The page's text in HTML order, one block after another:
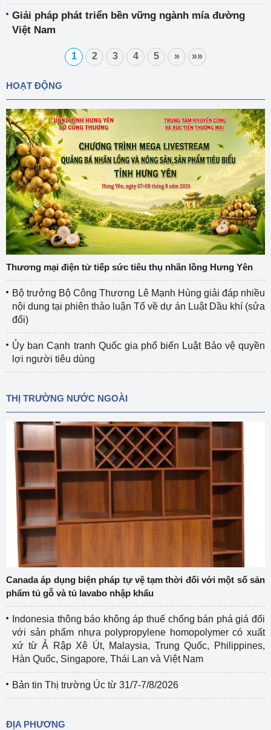
Giải pháp phát triển bền vững ngành mía đường
Việt Nam
1 2 3 4 5 » »»
HOẠT ĐỘNG
Thương mại điện tử tiếp sức tiêu thụ nhãn lồng Hưng Yên
Bộ trưởng Bộ Công Thương Lê Mạnh Hùng giải đáp nhiều
nội dung tại phiên thảo luận Tổ về dự án Luật Dầu khí (sửa
đổi)
Ủy ban Cạnh tranh Quốc gia phổ biến Luật Bảo vệ quyền
lợi người tiêu dùng
THỊ TRƯỜNG NƯỚC NGOÀI
Canada áp dụng biện pháp tự vệ tạm thời đối với một số sản
phẩm tủ gỗ và tủ lavabo nhập khẩu
Indonesia thông báo không áp thuế chống bán phá giá đối
với sản phẩm nhựa polypropylene homopolymer có xuất
xứ từ Ả Rập Xê Út, Malaysia, Trung Quốc, Philippines,
Hàn Quốc, Singapore, Thái Lan và Việt Nam
Bản tin Thị trường Úc từ 31/7-7/8/2026
ĐỊA PHƯƠNG